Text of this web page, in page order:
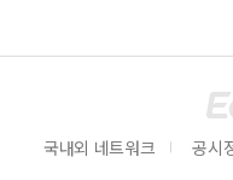
국내외 네트워크 공시